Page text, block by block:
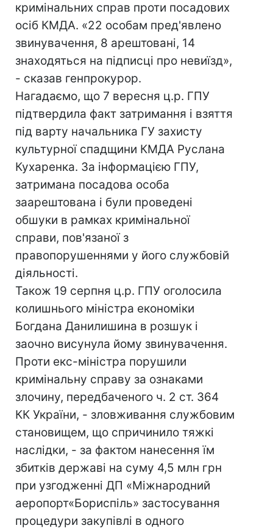
кримінальних справ проти посадових
осіб КМДА. «22 особам пред'явлено
звинувачення, 8 арештовані, 14
знаходяться на підписці про невиїзд»,
- сказав генпрокурор.
Нагадаємо, що 7 вересня ц.р. ГПУ
підтвердила факт затримання і взяття
під варту начальника ГУ захисту
культурної спадщини КМДА Руслана
Кухаренка. За інформацією ГПУ,
затримана посадова особа
заарештована і були проведені
обшуки в рамках кримінальної
справи, пов'язаної з
правопорушеннями у його службовій
діяльності.
Також 19 серпня ц.р. ГПУ оголосила
колишнього міністра економіки
Богдана Данилишина в розшук і
заочно висунула йому звинувачення.
Проти екс-міністра порушили
кримінальну справу за ознаками
злочину, передбаченого ч. 2 ст. 364
КК України, - зловживання службовим
становищем, що спричинило тяжкі
наслідки, - за фактом нанесення їм
збитків державі на суму 4,5 млн грн
при узгодженні ДП «Міжнародний
аеропорт«Бориспіль» застосування
процедури закупівлі в одного